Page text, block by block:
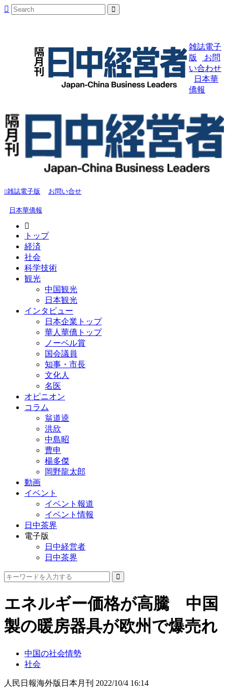
雑誌電子
版
お問
い合わせ
日本華
僑報
雑誌電子版 お問い合せ
日本華僑報
トップ
経済
社会
科学技術
観光
中国観光
日本観光
インタビュー
日本企業トップ
華人華僑トップ
ノーベル賞
国会議員
知事・市長
文化人
名医
オピニオン
コラム
翁道逵
洪欣
中島昭
曹申
楊多傑
岡野龍太郎
動画
イベント
イベント報道
イベント情報
日中茶界
電子版
日中経営者
日中茶界
エネルギー価格が高騰 中国
製の暖房器具が欧州で爆売れ
中国の社会情勢
社会
人民日報海外版日本月刊 2022/10/4 16:14